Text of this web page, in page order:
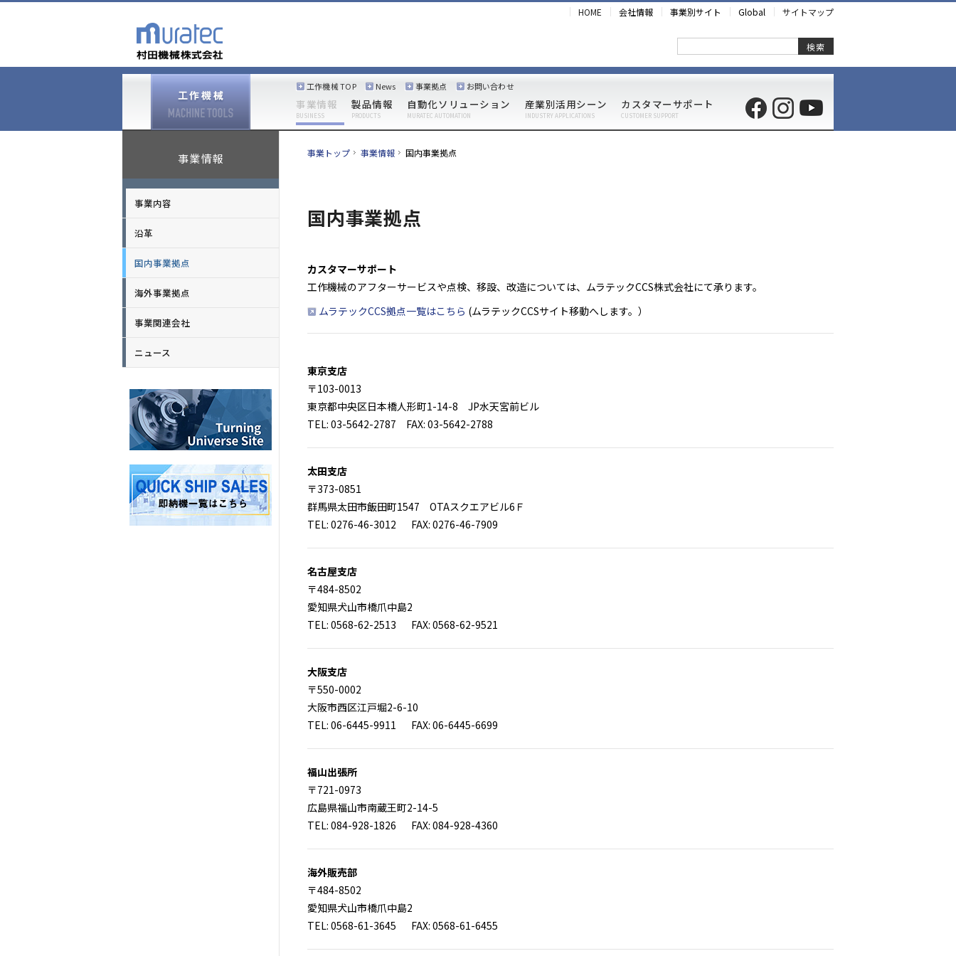
HOME 会社情報 事業別サイト Global サイトマップ
検索
事業情報
BUSINESS
製品情報
PRODUCTS
自動化ソリューション
MURATEC AUTOMATION
産業別活用シーン
INDUSTRY APPLICATIONS
カスタマーサポート
CUSTOMER SUPPORT
工作機械 TOP News 事業拠点 お問い合わせ
事業情報
事業内容
沿革
国内事業拠点
海外事業拠点
事業関連会社
ニュース
事業トップ 事業情報 国内事業拠点
国内事業拠点
カスタマーサポート
工作機械のアフターサービスや点検、移設、改造については、ムラテックCCS株式会社にて承ります。
ムラテックCCS拠点一覧はこちら (ムラテックCCSサイト移動へします。）
東京支店
〒103-0013
東京都中央区日本橋人形町1-14-8 JP水天宮前ビル
TEL: 03-5642-2787 FAX: 03-5642-2788
太田支店
〒373-0851
群馬県太田市飯田町1547 OTAスクエアビル6Ｆ
TEL: 0276-46-3012 FAX: 0276-46-7909
名古屋支店
〒484-8502
愛知県犬山市橋爪中島2
TEL: 0568-62-2513 FAX: 0568-62-9521
大阪支店
〒550-0002
大阪市西区江戸堀2-6-10
TEL: 06-6445-9911 FAX: 06-6445-6699
福山出張所
〒721-0973
広島県福山市南蔵王町2-14-5
TEL: 084-928-1826 FAX: 084-928-4360
海外販売部
〒484-8502
愛知県犬山市橋爪中島2
TEL: 0568-61-3645 FAX: 0568-61-6455